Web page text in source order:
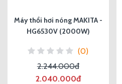
Máy thổi hơi nóng MAKITA -
HG6530V (2000W)
(0)
2.244.000đ
2.040.000đ